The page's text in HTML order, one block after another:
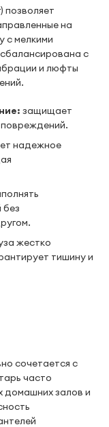
позволяет
на
с мелкими
с
и люфты
защищает
повреждений.
надежное
жестко
тишину и
сочетается с
часто
домашних залов и